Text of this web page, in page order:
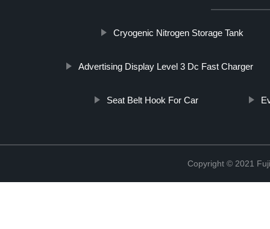
Cryogenic Nitrogen Storage Tank
Advertising Display Level 3 Dc Fast Charger
Seat Belt Hook For Car
Copyright © 2021